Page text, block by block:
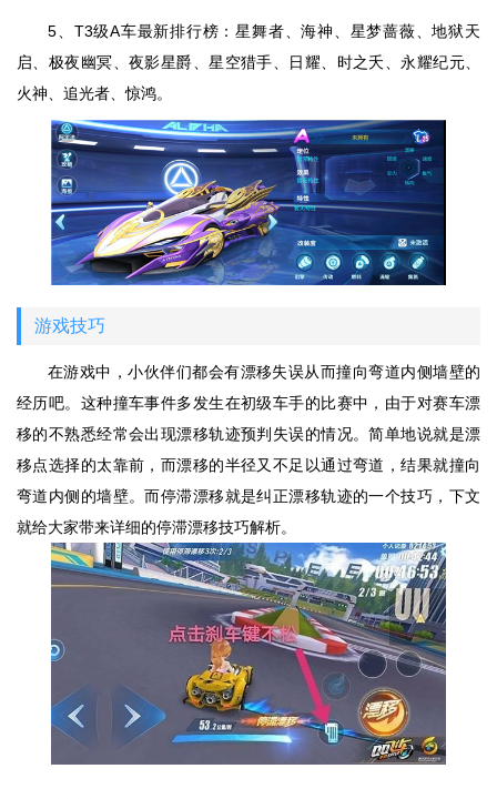
5、T3级A车最新排行榜：星舞者、海神、星梦蔷薇、地狱天
启、极夜幽冥、夜影星爵、星空猎手、日耀、时之夭、永耀纪元、
火神、追光者、惊鸿。
游戏技巧
在游戏中，小伙伴们都会有漂移失误从而撞向弯道内侧墙壁的
经历吧。这种撞车事件多发生在初级车手的比赛中，由于对赛车漂
移的不熟悉经常会出现漂移轨迹预判失误的情况。简单地说就是漂
移点选择的太靠前，而漂移的半径又不足以通过弯道，结果就撞向
弯道内侧的墙壁。而停滞漂移就是纠正漂移轨迹的一个技巧，下文
就给大家带来详细的停滞漂移技巧解析。